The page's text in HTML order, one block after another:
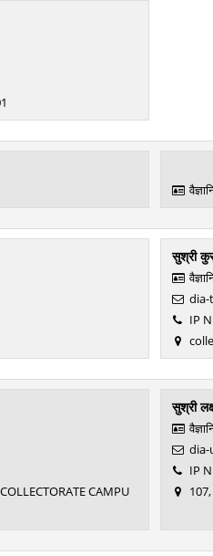
सुश्री
IP
CAMPU
सुश्री
dia-
IP